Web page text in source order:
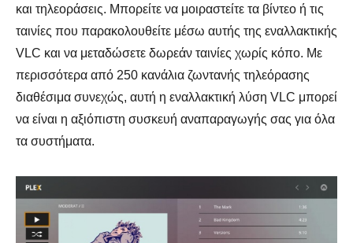
και τηλεοράσεις. Μπορείτε να μοιραστείτε τα βίντεο ή τις
ταινίες που παρακολουθείτε μέσω αυτής της εναλλακτικής
VLC και να μεταδώσετε δωρεάν ταινίες χωρίς κόπο. Με
περισσότερα από 250 κανάλια ζωντανής τηλεόρασης
διαθέσιμα συνεχώς, αυτή η εναλλακτική λύση VLC μπορεί
να είναι η αξιόπιστη συσκευή αναπαραγωγής σας για όλα
τα συστήματα.